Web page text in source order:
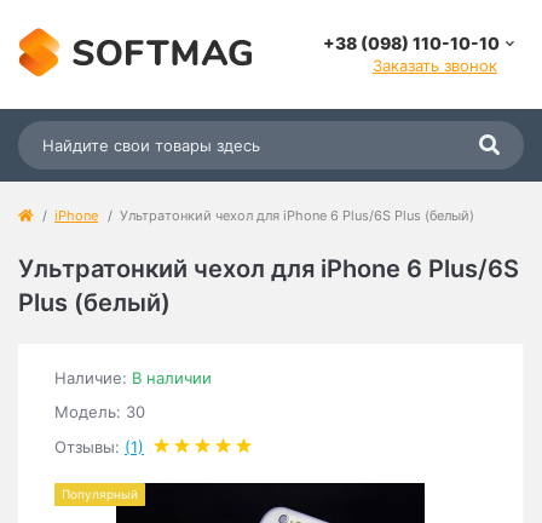
+38 (098) 110-10-10
Заказать звонок
iPhone Ультратонкий чехол для iРhone 6 Plus/6S Plus (белый)
Ультратонкий чехол для iРhone 6 Plus/6S
Plus (белый)
Наличие: В наличии
Модель: 30
Отзывы: (1)
Популярный